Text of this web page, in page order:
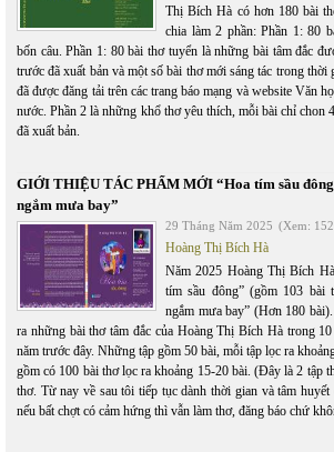
Thị Bích Hà có hơn 180 bài
chia làm 2 phần: Phần 1: 80
bốn câu. Phần 1: 80 bài thơ tuyển là những bài tâm đắc
trước đã xuất bản và một số bài thơ mới sáng tác trong thời
đã được đăng tải trên các trang báo mạng và website Văn
nước. Phần 2 là những khổ thơ yêu thích, mỗi bài chỉ chon
đã xuất bản.
GIỚI THIỆU TÁC PHẨM MỚI “Hoa tím sầu
ngắm mưa bay”
29 Tháng Năm 2025 (Xem:
Hoàng Thị Bích Hà
Năm 2025 Hoàng Thị Bích
tím sầu đông” (gồm 103 bài
ngắm mưa bay” (Hơn 180
ra những bài thơ tâm đắc của Hoàng Thị Bích Hà trong
năm trước đây. Những tập gồm 50 bài, mỗi tập lọc ra
gồm có 100 bài thơ lọc ra khoảng 15-20 bài. (Đây là 2 tập
thơ. Từ nay về sau tôi tiếp tục dành thời gian và tâm
nếu bất chợt có cảm hứng thì vẫn làm thơ, đăng báo chứ